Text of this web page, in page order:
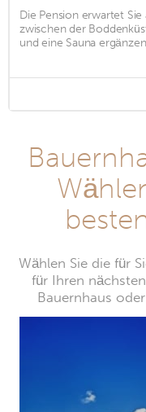
Die Pension erwartet
zwischen der
und eine Sauna
Wählen Sie die für
für Ihren
Bauernhaus